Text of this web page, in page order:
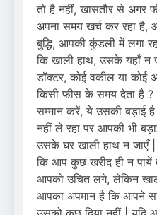
तो है नहीं, खासतौर से अगर
अपना समय खर्च कर रहा है,
बुद्धि, आपकी कुंडली में लगा
कि खाली हाथ, उसके यहाँ न
डॉक्टर, कोई वकील या कोई
किसी फीस के समय देता है ?
सम्मान करें, ये उसकी बड़ाई
नहीं ले रहा पर आपकी भी
उसके घर खाली हाथ न जाएँ |
कि आप कुछ खरीद ही न
आपको उचित लगे, लेकिन
आपका अपमान है कि आपने